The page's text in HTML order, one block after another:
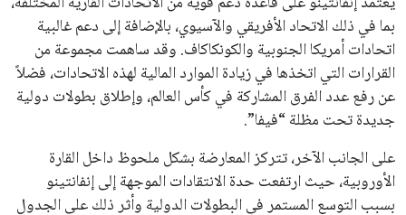
اشتراك
جميع الحقوق محفوظة لموقعنا ايوا مصر